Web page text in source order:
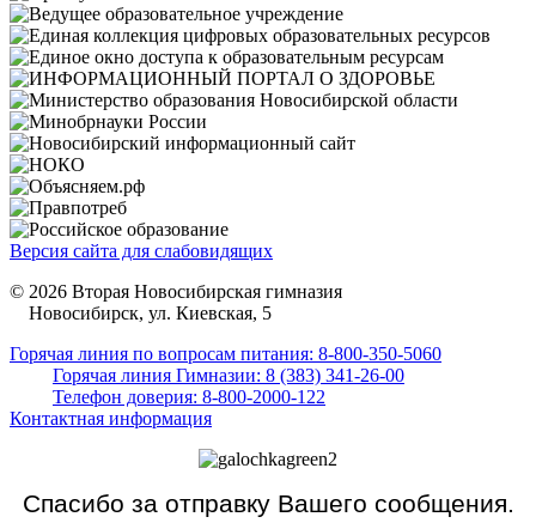
Версия сайта для слабовидящих
© 2026 Вторая Новосибирская гимназия
Новосибирск, ул. Киевская, 5
Горячая линия по вопросам питания: 8-800-350-5060
Горячая линия Гимназии: 8 (383) 341-26-00
Телефон доверия: 8-800-2000-122
Контактная информация
Спасибо за отправку Вашего сообщения.